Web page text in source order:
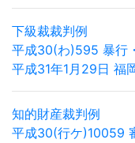
下級裁裁判例
平成30(わ)595 暴行
平成31年1月29日 福
知的財産裁判例
平成30(行ケ)10059